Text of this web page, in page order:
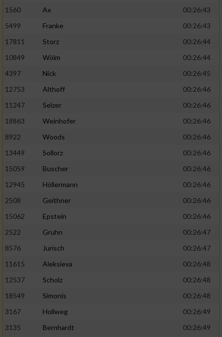
1560
Ax
00:26:43
5499
Franke
00:26:43
17811
Storz
00:26:44
10849
Wölm
00:26:44
4397
Nick
00:26:45
12753
Althoff
00:26:46
11247
Selzer
00:26:46
18863
Weinhofer
00:26:46
8922
Woods
00:26:46
13449
Sollorz
00:26:46
15059
Buscher
00:26:46
12945
Höllermann
00:26:46
2508
Geithner
00:26:46
15062
Epstein
00:26:46
2522
Gruhn
00:26:47
8576
Jurisch
00:26:47
11615
Aleksieva
00:26:48
12537
Scholz
00:26:48
18549
Simonis
00:26:48
3167
Hollweg
00:26:49
3135
Bernhardt
00:26:49